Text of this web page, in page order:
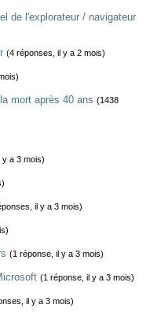
de l'explorateur / navigateur
(4 réponses, il y a 2 mois)
mort après 40 ans (1438
y a 3 mois)
il y a 3 mois)
(1 réponse, il y a 3 mois)
(1 réponse, il y a 3 mois)
il y a 3 mois)